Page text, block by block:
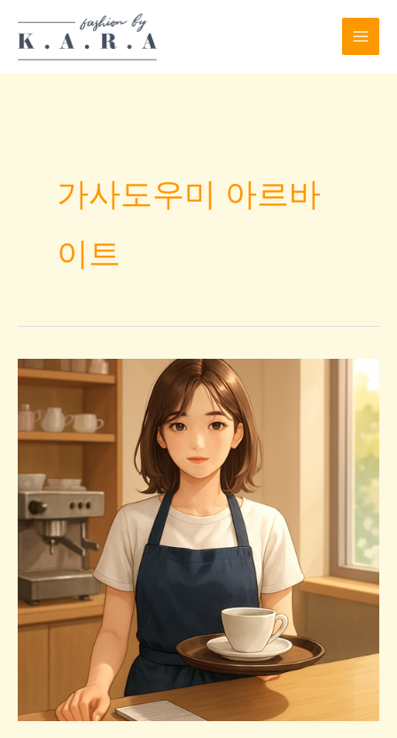
content
가사도우미 아르바
이트